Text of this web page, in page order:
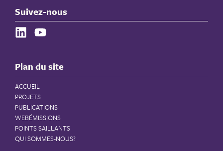
Suivez-nous
Plan du site
ACCUEIL
PROJETS
PUBLICATIONS
WEBÉMISSIONS
POINTS SAILLANTS
QUI SOMMES-NOUS?